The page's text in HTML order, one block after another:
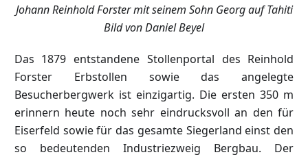
Johann Reinhold Forster mit seinem Sohn Georg auf Tahiti
Bild von Daniel Beyel
Das 1879 entstandene Stollenportal des Reinhold
Forster Erbstollen sowie das angelegte
Besucherbergwerk ist einzigartig. Die ersten 350 m
erinnern heute noch sehr eindrucksvoll an den für
Eiserfeld sowie für das gesamte Siegerland einst den
so bedeutenden Industriezweig Bergbau. Der